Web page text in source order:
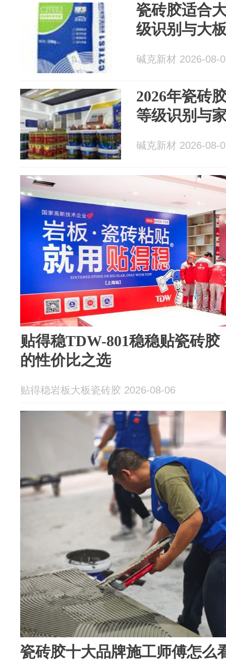
瓷砖胶适合
级识别与大
碱克新材 2026-08-
2026年瓷砖
等级识别与
碱克新材 2026-08-
贴得稳TDW-801稳稳贴瓷砖
的性价比之选
贴得稳岩板大板瓷砖胶 2026-08-06
瓷砖胶十大品牌施工师傅怎么